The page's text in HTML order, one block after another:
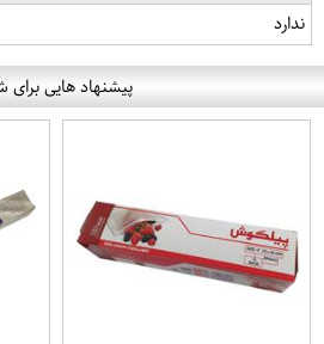
ندارد
پیشنهاد هایی برای